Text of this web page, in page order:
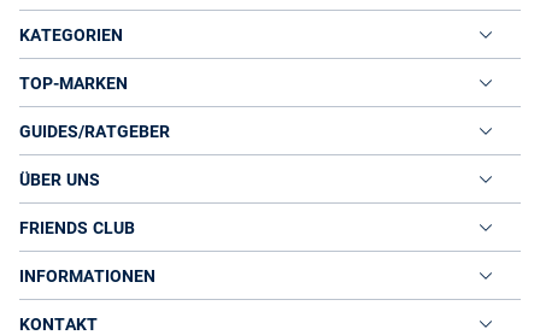
KATEGORIEN
TOP-MARKEN
GUIDES/RATGEBER
ÜBER UNS
FRIENDS CLUB
INFORMATIONEN
KONTAKT